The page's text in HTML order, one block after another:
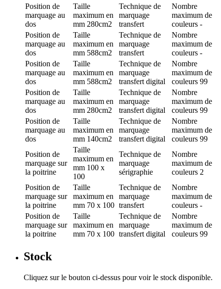
Position de
marquage au
dos
Taille
maximum en
mm 280cm2
Technique de
marquage
transfert
Nombre
maximum de
couleurs -
Position de
marquage au
dos
Taille
maximum en
mm 588cm2
Technique de
marquage
transfert
Nombre
maximum de
couleurs -
Position de
marquage au
dos
Taille
maximum en
mm 588cm2
Technique de
marquage
transfert digital
Nombre
maximum de
couleurs 99
Position de
marquage au
dos
Taille
maximum en
mm 280cm2
Technique de
marquage
transfert digital
Nombre
maximum de
couleurs 99
Position de
marquage au
dos
Taille
maximum en
mm 140cm2
Technique de
marquage
transfert digital
Nombre
maximum de
couleurs 99
Position de
marquage sur
la poitrine
Taille
maximum en
mm 100 x
100
Technique de
marquage
sérigraphie
Nombre
maximum de
couleurs 2
Position de
marquage sur
la poitrine
Taille
maximum en
mm 70 x 100
Technique de
marquage
transfert
Nombre
maximum de
couleurs -
Position de
marquage sur
la poitrine
Taille
maximum en
mm 70 x 100
Technique de
marquage
transfert digital
Nombre
maximum de
couleurs 99
Stock
Cliquez sur le bouton ci-dessus pour voir le stock disponible.